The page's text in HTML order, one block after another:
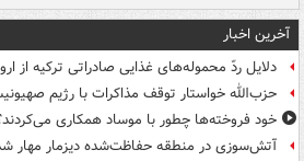
آخرین اخبار
دلایل ردّ محموله‌های غذایی صادراتی ترکیه از
حزب‌الله خواستار توقف مذاکرات با رژیم
خود فروخته‌ها چطور با موساد همکاری
آتش‌سوزی در منطقه حفاظت‌شده دیزمار مهار